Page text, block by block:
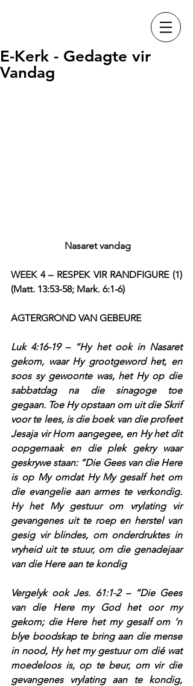
E-Kerk - Gedagte vir
Vandag
Nasaret vandag
WEEK 4 – RESPEK VIR RANDFIGURE (1)
(Matt. 13:53-58; Mark. 6:1-6)
AGTERGROND VAN GEBEURE
Luk 4:16-19 – “Hy het ook in Nasaret
gekom, waar Hy grootgeword het, en
soos sy gewoonte was, het Hy op die
sabbatdag na die sinagoge toe
gegaan. Toe Hy opstaan om uit die Skrif
voor te lees, is die boek van die profeet
Jesaja vir Hom aangegee, en Hy het dit
oopgemaak en die plek gekry waar
geskrywe staan: “Die Gees van die Here
is op My omdat Hy My gesalf het om
die evangelie aan armes te verkondig.
Hy het My gestuur om vrylating vir
gevangenes uit te roep en herstel van
gesig vir blindes, om onderdruktes in
vryheid uit te stuur, om die genadejaar
van die Here aan te kondig
Vergelyk ook Jes. 61:1-2 – “Die Gees
van die Here my God het oor my
gekom; die Here het my gesalf om ‘n
blye boodskap te bring aan die mense
in nood, Hy het my gestuur om dié wat
moedeloos is, op te beur, om vir die
gevangenes vrylating aan te kondig,